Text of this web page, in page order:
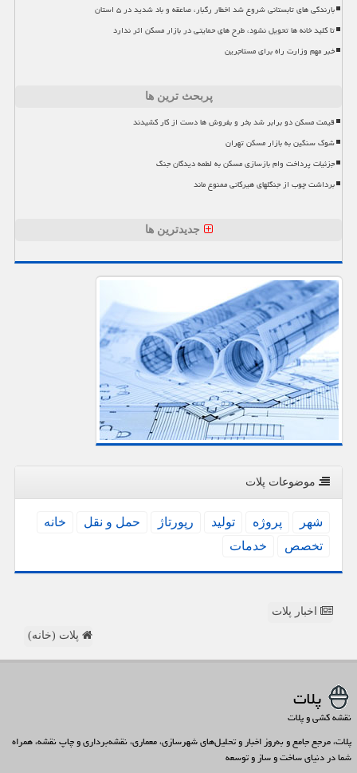
بارندگی های تابستانی شروع شد اخطار رگبار، صاعقه و باد شدید در ۵ استان
تا کلید خانه ها تحویل نشود، طرح های حمایتی در بازار مسکن اثر ندارد
خبر مهم وزارت راه برای مستاجرین
پربحث ترین ها
قیمت مسکن دو برابر شد بخر و بفروش ها دست از کار کشیدند
شوک سنگین به بازار مسکن تهران
جزئیات پرداخت وام بازسازی مسکن به لطمه دیدگان جنگ
برداشت چوب از جنگلهای هیرکانی ممنوع ماند
جدیدترین ها
موضوعات پلات
شهر پروژه تولید رپورتاژ حمل و نقل
خانه
تخصص
خدمات
اخبار پلات
پلات (خانه)
پلات
نقشه کشی و پلات
پلات، مرجع جامع و به‌روز اخبار و تحلیل‌های شهرسازی، معماری، نقشه‌برداری و چاپ نقشه، همراه
شما در دنیای ساخت و ساز و توسعه